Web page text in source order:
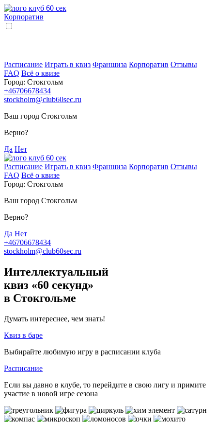
Корпоратив
Расписание Играть в квиз Франшиза Корпоратив Отзывы
FAQ Всё о квизе
Город: Стокгольм
+46706678434
stockholm@club60sec.ru
Ваш город Стокгольм
Верно?
Да Нет
Расписание Играть в квиз Франшиза Корпоратив Отзывы
FAQ Всё о квизе
Город: Стокгольм
Ваш город Стокгольм
Верно?
Да Нет
+46706678434
stockholm@club60sec.ru
Интеллектуальный
квиз «60 секунд»
в Стокгольме
Думать интереснее, чем знать!
Квиз в баре
Выбирайте любимую игру в расписании клуба
Расписание
Если вы давно в клубе, то перейдите в свою лигу и примите
участие в новой игре сезона